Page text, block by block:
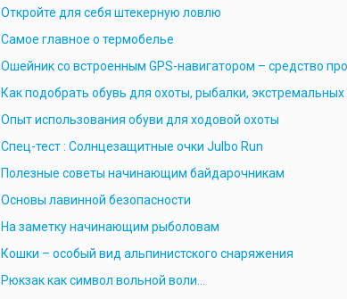
Откройте для себя штекерную ловлю
Самое главное о термобелье
Ошейник со вcтроенным GPS-навигатором – средство
Как подобрать обувь для охоты, рыбалки, экстремальных
Опыт использования обуви для ходовой охоты
Спец-тест : Cолнцезащитные очки Julbo Run
Полезные советы начинающим байдарочникам
Основы лавинной безопасности
На заметку начинающим рыболовам
Кошки – особый вид альпинистского снаряжения
Рюкзак как символ вольной воли…